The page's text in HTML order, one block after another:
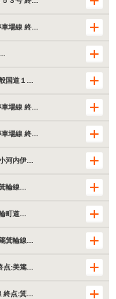
車場線 終…
国道１…
車場線 終…
車場線 終…
河内伊…
輪線…
町道…
箕輪線…
点:美篶…
終点:箕…